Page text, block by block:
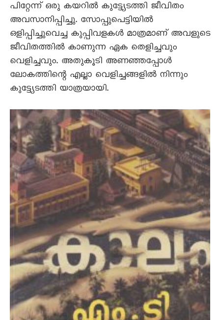
പിറ്റേന്ന് ഒരു കയറിൽ കുട്ട്യേടത്തി ജീവിതം
അവസാനിപ്പിച്ചു. സോപ്പുപെട്ടിയിൽ
ഒളിപ്പിച്ചുവെച്ച കുപ്പിവളകൾ മാത്രമാണ് അവളുടെ
ജീവിതത്തിൽ കാണുന്ന ഏക തെളിച്ചവും
വെളിച്ചവും. അതുകൂടി അണഞ്ഞപ്പോൾ
ലോകത്തിന്റെ എല്ലാ വെളിച്ചങ്ങളിൽ നിന്നും
കുട്ട്യേടത്തി യാത്രയായി.